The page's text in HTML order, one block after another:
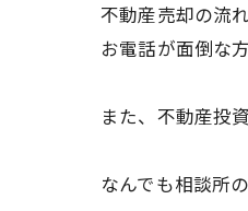
不動産売却の流
お電話が面倒な
また、不動産投
なんでも相談所